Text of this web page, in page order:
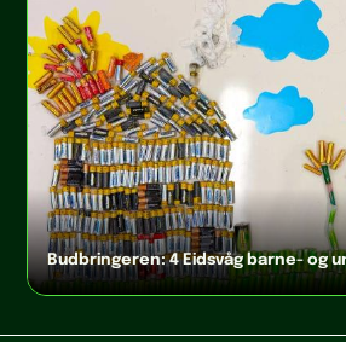
Budbringeren: 4 Eidsvåg barne- og